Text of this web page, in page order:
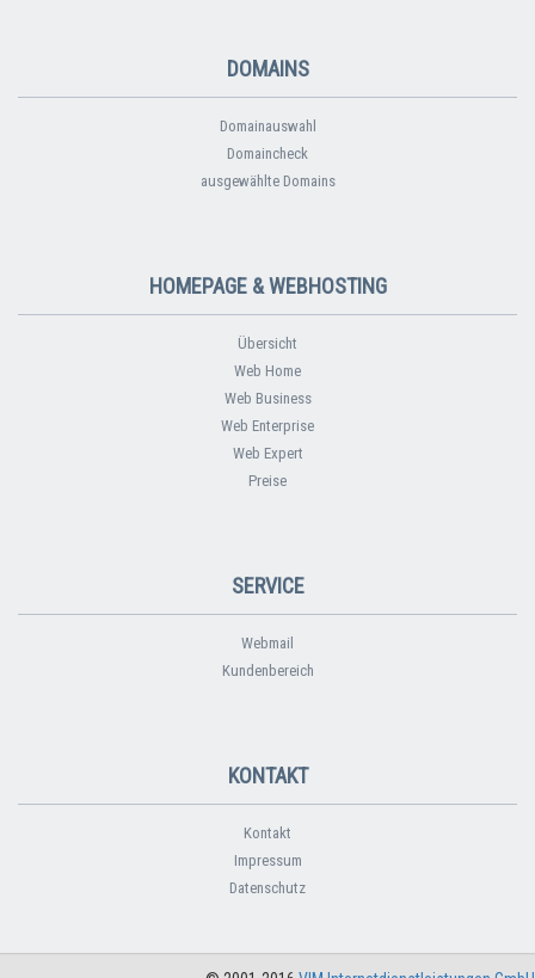
DOMAINS
Domainauswahl
Domaincheck
ausgewählte Domains
HOMEPAGE & WEBHOSTING
Übersicht
Web Home
Web Business
Web Enterprise
Web Expert
Preise
SERVICE
Webmail
Kundenbereich
KONTAKT
Kontakt
Impressum
Datenschutz